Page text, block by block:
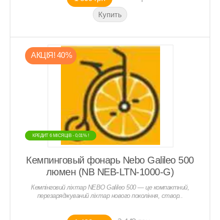
АКЦIЯ! 40%
КРЕДИТ 6 МIСЯЦIВ - 0,01% !
КРЕДИТ 6 МIСЯЦIВ - 0,01% !
Кемпинговый фонарь Nebo Galileo 500
люмен (NB NEB-LTN-1000-G)
Кемпінговий ліхтар NEBO Galileo 500 — це компактний,
перезаряджуваний ліхтар нового покоління, створ..